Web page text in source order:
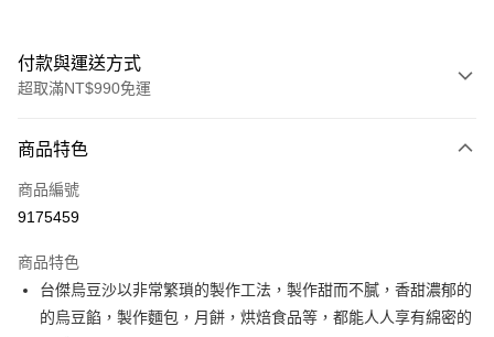
付款與運送方式
超取滿NT$990免運
信用卡一次付款
超商取貨付款
Apple Pay
街口支付
商品特色
商品編號
9175459
商品特色
台傑烏豆沙以非常繁瑣的製作工法，製作甜而不膩，香甜濃郁的
的烏豆餡，製作麵包，月餅，烘焙食品等，都能人人享有綿密的